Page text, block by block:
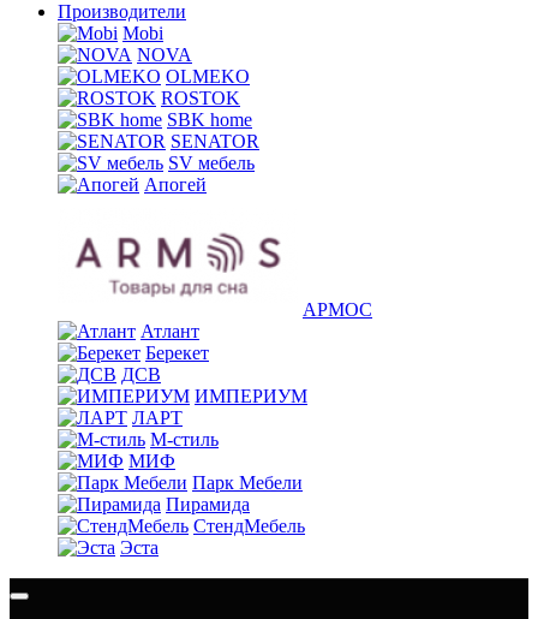
Производители
Mobi
NOVA
OLMEKO
ROSTOK
SBK home
SENATOR
SV мебель
Апогей
АРМОС
Атлант
Берекет
ДСВ
ИМПЕРИУМ
ЛАРТ
М-стиль
МИФ
Парк Мебели
Пирамида
СтендМебель
Эста